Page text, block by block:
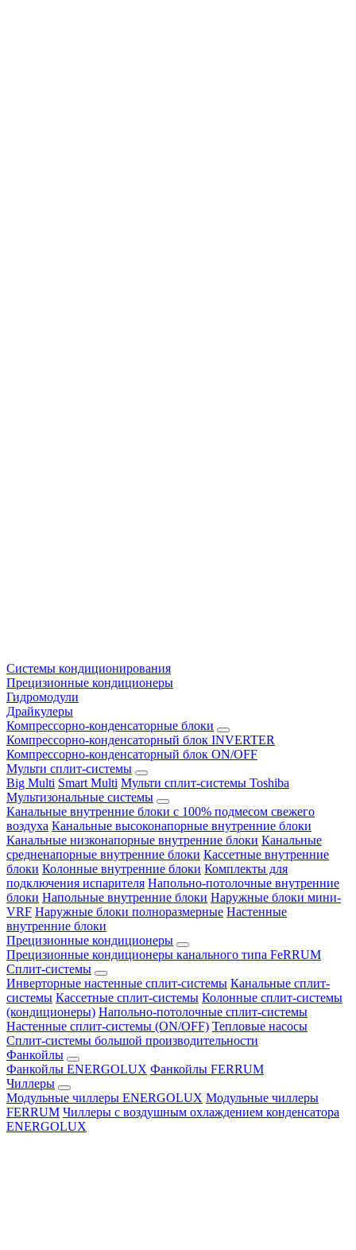
Системы кондиционирования
Прецизионные кондиционеры
Гидромодули
Драйкулеры
Компрессорно-конденсаторные блоки
Компрессорно-конденсаторный блок INVERTER
Компрессорно-конденсаторный блок ON/OFF
Мульти сплит-системы
Big Multi Smart Multi Мульти сплит-системы Toshiba
Мультизональные системы
Канальные внутренние блоки с 100% подмесом свежего
воздуха Канальные высоконапорные внутренние блоки
Канальные низконапорные внутренние блоки Канальные
средненапорные внутренние блоки Кассетные внутренние
блоки Колонные внутренние блоки Комплекты для
подключения испарителя Напольно-потолочные внутренние
блоки Напольные внутренние блоки Наружные блоки мини-
VRF Наружные блоки полноразмерные Настенные
внутренние блоки
Прецизионные кондиционеры
Прецизионные кондиционеры канального типа FeRRUM
Сплит-системы
Инверторные настенные сплит-системы Канальные сплит-
системы Кассетные сплит-системы Колонные сплит-системы
(кондиционеры) Напольно-потолочные сплит-системы
Настенные сплит-системы (ON/OFF) Тепловые насосы
Сплит-системы большой производительности
Фанкойлы
Фанкойлы ENERGOLUX Фанкойлы FERRUM
Чиллеры
Модульные чиллеры ENERGOLUX Модульные чиллеры
FERRUM Чиллеры с воздушным охлаждением конденсатора
ENERGOLUX